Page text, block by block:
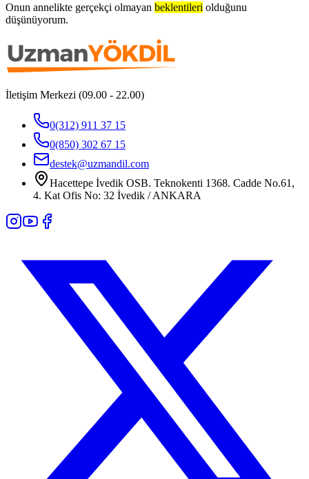
Onun annelikte gerçekçi olmayan beklentileri olduğunu
düşünüyorum.
İletişim Merkezi (09.00 - 22.00)
0(312) 911 37 15
0(850) 302 67 15
destek@uzmandil.com
Hacettepe İvedik OSB. Teknokenti 1368. Cadde No.61,
4. Kat Ofis No: 32 İvedik / ANKARA